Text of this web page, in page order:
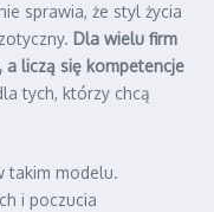
sprawia, że styl życia
Dla wielu firm
a liczą się kompetencje
tych, którzy chcą
takim modelu.
i poczucia